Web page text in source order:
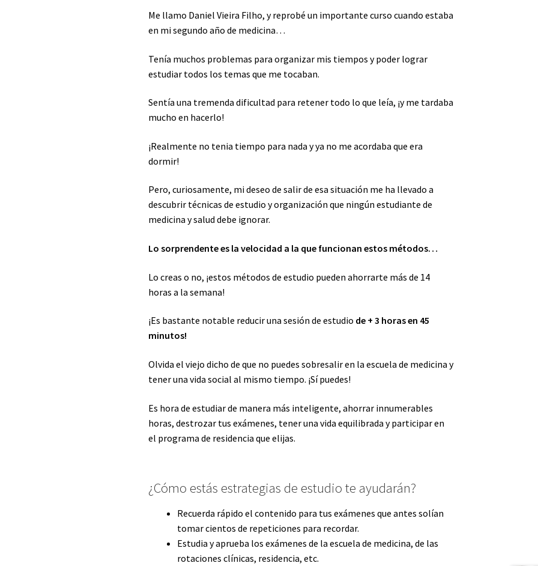
Me llamo Daniel Vieira Filho, y reprobé un importante curso cuando estaba
en mi segundo año de medicina…
Tenía muchos problemas para organizar mis tiempos y poder lograr
estudiar todos los temas que me tocaban.
Sentía una tremenda dificultad para retener todo lo que leía, ¡y me tardaba
mucho en hacerlo!
¡Realmente no tenia tiempo para nada y ya no me acordaba que era
dormir!
Pero, curiosamente, mi deseo de salir de esa situación me ha llevado a
descubrir técnicas de estudio y organización que ningún estudiante de
medicina y salud debe ignorar.
Lo sorprendente es la velocidad a la que funcionan estos métodos…
Lo creas o no, ¡estos métodos de estudio pueden ahorrarte más de 14
horas a la semana!
¡Es bastante notable reducir una sesión de estudio de + 3 horas en 45
minutos!
Olvida el viejo dicho de que no puedes sobresalir en la escuela de medicina y
tener una vida social al mismo tiempo. ¡Sí puedes!
Es hora de estudiar de manera más inteligente, ahorrar innumerables
horas, destrozar tus exámenes, tener una vida equilibrada y participar en
el programa de residencia que elijas.
¿Cómo estás estrategias de estudio te ayudarán?
Recuerda rápido el contenido para tus exámenes que antes solían
tomar cientos de repeticiones para recordar.
Estudia y aprueba los exámenes de la escuela de medicina, de las
rotaciones clínicas, residencia, etc.